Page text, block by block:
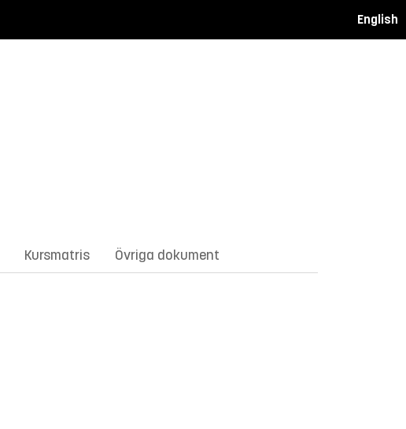
English
Kursmatris Övriga dokument